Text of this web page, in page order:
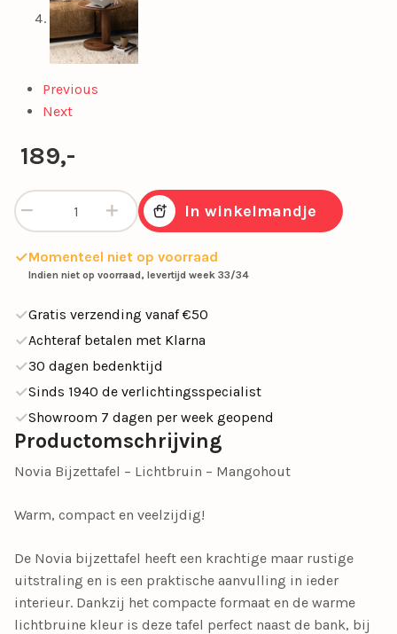
Previous
Next
189,-
Bijzettafeltje Novia mangohout in bruin aantal
In winkelmandje
Momenteel niet op voorraad
Indien niet op voorraad, levertijd week 33/34
Gratis verzending vanaf €50
Achteraf betalen met Klarna
30 dagen bedenktijd
Sinds 1940 de verlichtingsspecialist
Showroom 7 dagen per week geopend
Productomschrijving
Novia Bijzettafel – Lichtbruin – Mangohout
Warm, compact en veelzijdig!
De Novia bijzettafel heeft een krachtige maar rustige
uitstraling en is een praktische aanvulling in ieder
interieur. Dankzij het compacte formaat en de warme
lichtbruine kleur is deze tafel perfect naast de bank, bij